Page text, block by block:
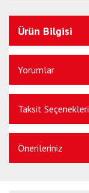
Ürün Bilgisi
Yorumlar
Taksit Seçenekleri
Önerileriniz